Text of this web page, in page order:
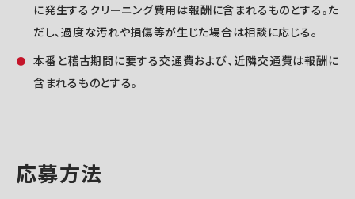
に発生するクリーニング費用は報酬に含まれるものとする。た
だし、過度な汚れや損傷等が生じた場合は相談に応じる。
本番と稽古期間に要する交通費および、近隣交通費は報酬に
含まれるものとする。
応募方法